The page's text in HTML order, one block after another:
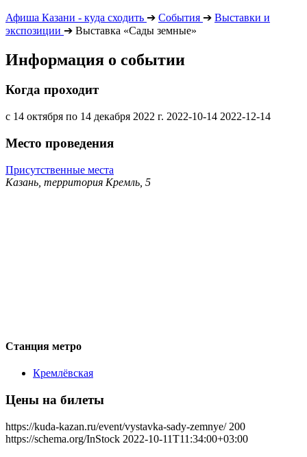
Афиша Казани - куда сходить ➔ События ➔ Выставки и
экспозиции ➔ Выставка «Сады земные»
Информация о событии
Когда проходит
с 14 октября по 14 декабря 2022 г. 2022-10-14 2022-12-14
Место проведения
Присутственные места
Казань, территория Кремль, 5
Станция метро
Кремлёвская
Цены на билеты
https://kuda-kazan.ru/event/vystavka-sady-zemnye/ 200
https://schema.org/InStock 2022-10-11T11:34:00+03:00